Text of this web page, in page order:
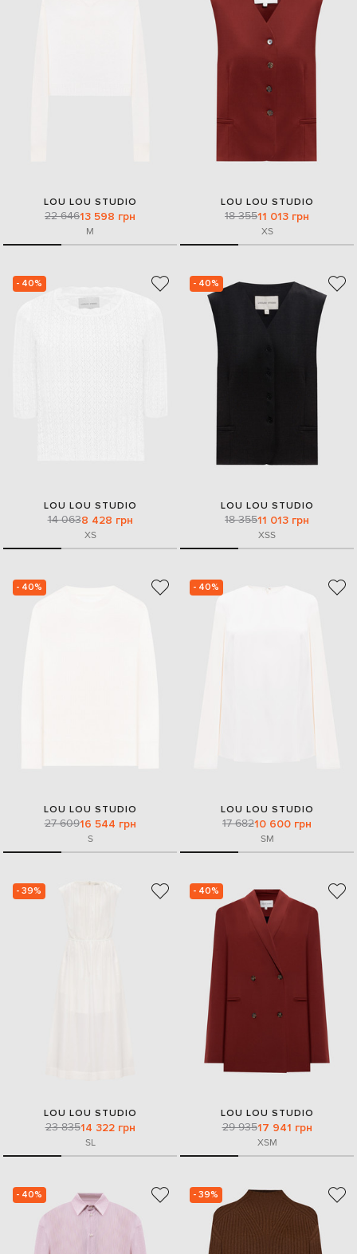
LOU LOU STUDIO
22 64613 598 грн
M
LOU LOU STUDIO
18 35511 013 грн
XS
- 40%
LOU LOU STUDIO
14 0638 428 грн
XS
- 40%
LOU LOU STUDIO
18 35511 013 грн
XSS
- 40%
LOU LOU STUDIO
27 60916 544 грн
S
- 40%
LOU LOU STUDIO
17 68210 600 грн
SM
- 39%
LOU LOU STUDIO
23 83514 322 грн
SL
- 40%
LOU LOU STUDIO
29 93517 941 грн
XSM
- 40% - 39%